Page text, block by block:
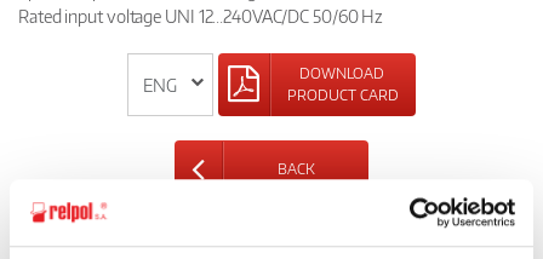
Rated input voltage UNI 12...240VAC/DC 50/60 Hz
DOWNLOAD
PRODUCT CARD
BACK